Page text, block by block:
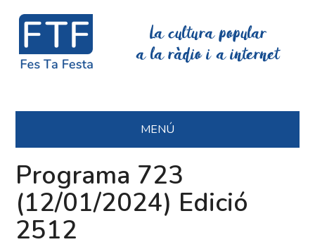
La cultura popular
a la ràdio i a internet
MENÚ
Programa 723
(12/01/2024) Edició
2512